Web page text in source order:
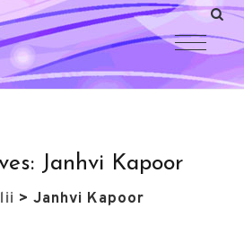
Janhvi Kapoor
> Janhvi Kapoor